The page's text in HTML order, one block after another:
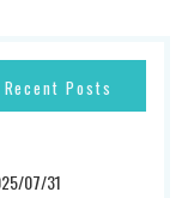
Recent Posts
07/31